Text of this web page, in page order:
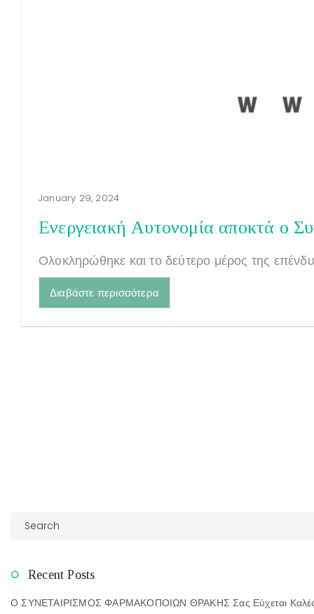
January 29, 2024
Ενεργειακή Αυτονομία αποκτά ο
Ολοκληρώθηκε και το δεύτερο μέρος της
Διαβάστε περισσότερα
Recent Posts
Ο ΣΥΝΕΤΑΙΡΙΣΜΟΣ ΦΑΡΜΑΚΟΠΟΙΩΝ ΘΡΑΚΗΣ Σας Εύχεται Καλές